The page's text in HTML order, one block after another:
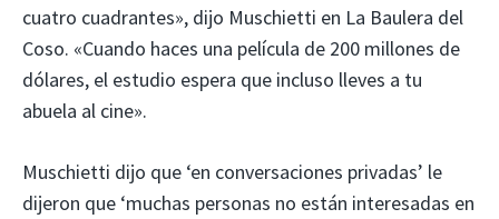
cuatro cuadrantes», dijo Muschietti en La Baulera del
Coso. «Cuando haces una película de 200 millones de
dólares, el estudio espera que incluso lleves a tu
abuela al cine».
Muschietti dijo que ‘en conversaciones privadas’ le
dijeron que ‘muchas personas no están interesadas en